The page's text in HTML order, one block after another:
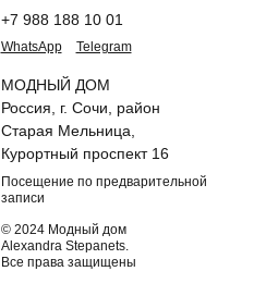
+7 988 188 10 01
WhatsApp Telegram
МОДНЫЙ ДОМ
Россия, г. Сочи, район
Старая Мельница,
Курортный проспект 16
Посещение по предварительной
записи
© 2024 Модный дом
Alexandra Stepanets.
Все права защищены